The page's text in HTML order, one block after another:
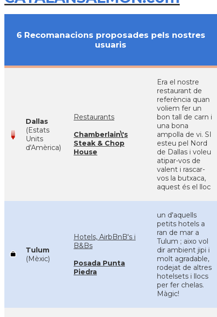
6 Recomanacions proposades pels nostres
usuaris
Dallas
(Estats
Units
d'Amèrica)
Restaurants
Chamberlain\'s
Steak & Chop
House
Era el nostre
restaurant de
referència quan
voliem fer un
bon tall de carn i
una bona
ampolla de vi. SI
esteu pel Nord
de Dallas i voleu
atipar-vos de
valent i rascar-
vos la butxaca,
aquest és el lloc
Tulum
(Mèxic)
Hotels, AirbBnB's i
B&Bs
Posada Punta
Piedra
un d'aquells
petits hotels a
ran de mar a
Tulum ; aixo vol
dir ambient jipi i
molt agradable,
rodejat de altres
hotelsets i llocs
per fer chelas.
Màgic!